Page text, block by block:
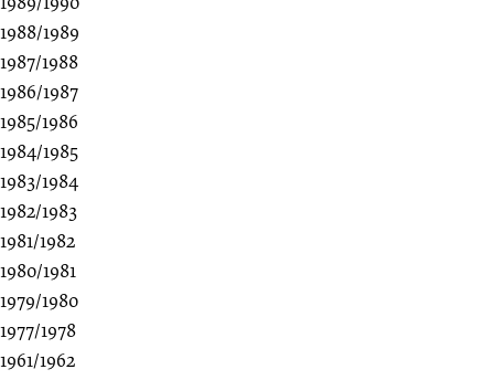
1988/1989
1987/1988
1986/1987
1985/1986
1984/1985
1983/1984
1982/1983
1981/1982
1980/1981
1979/1980
1977/1978
1961/1962